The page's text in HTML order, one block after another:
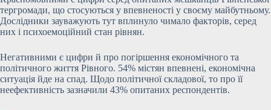
тергромади, що стосуються у впевненості у своєму майбутньому.
Дослідники зауважують тут вплинуло чимало факторів, серед
них і психоемоційний стан рівнян.
Негативними є цифри й про погіршення економічного та
політичного життя Рівного. 54% містян впевнені, економічна
ситуація йде на спад. Щодо політичної складової, то про її
неефективність зазначили 43% опитаних респондентів.